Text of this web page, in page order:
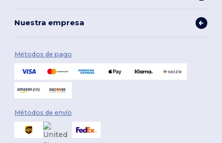
Nuestra empresa
Métodos de pago
Métodos de envío